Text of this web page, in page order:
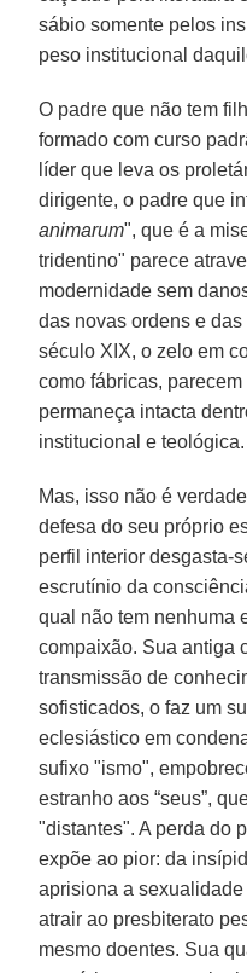
sábio somente pelos
peso institucional
O padre que não tem
formado com curso
líder que leva os
dirigente, o padre que
animarum", que é a
tridentino" parece
modernidade sem
das novas ordens e
século XIX, o zelo em
como fábricas,
permaneça intacta
institucional e teológica.
Mas, isso não é
defesa do seu próprio
perfil interior desgasta-
escrutínio da
qual não tem nenhuma
compaixão. Sua antiga
transmissão de
sofisticados, o faz um
eclesiástico em
sufixo "ismo",
estranho aos “seus”,
"distantes". A perda do
expõe ao pior: da
aprisiona a
atrair ao presbiterato
mesmo doentes. Sua